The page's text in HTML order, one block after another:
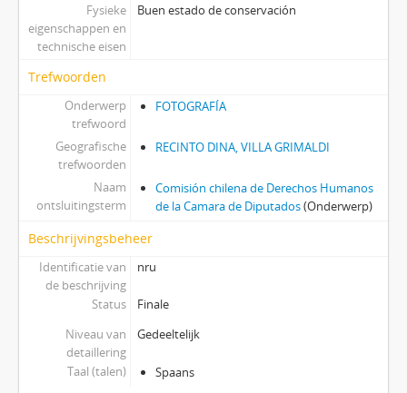
Fysieke
eigenschappen en
technische eisen
Buen estado de conservación
Trefwoorden
Onderwerp
trefwoord
FOTOGRAFÍA
Geografische
trefwoorden
RECINTO DINA, VILLA GRIMALDI
Naam
ontsluitingsterm
Comisión chilena de Derechos Humanos
de la Camara de Diputados(Onderwerp)
Beschrijvingsbeheer
Identificatie van
de beschrijving
nru
Status
Finale
Niveau van
detaillering
Gedeeltelijk
Taal (talen) Spaans